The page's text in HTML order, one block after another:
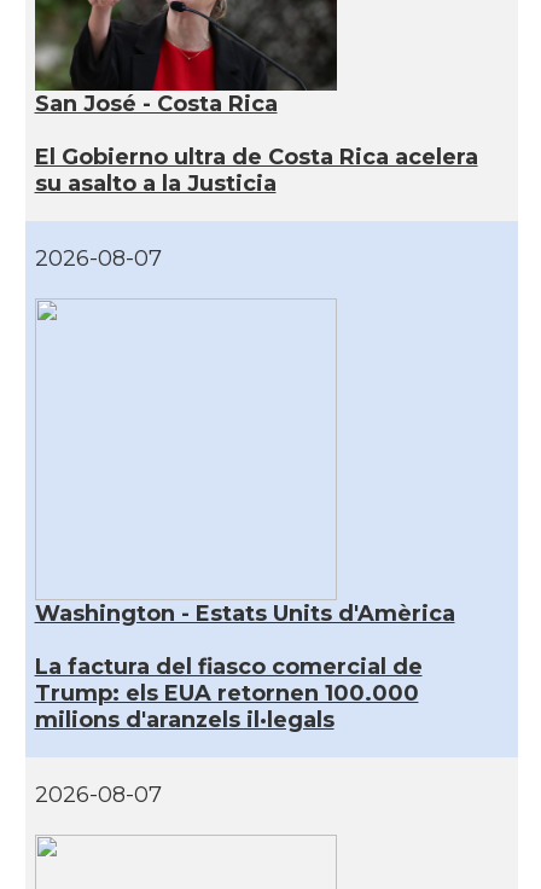
San José - Costa Rica
El Gobierno ultra de Costa Rica acelera
su asalto a la Justicia
2026-08-07
Washington - Estats Units d'Amèrica
La factura del fiasco comercial de
Trump: els EUA retornen 100.000
milions d'aranzels il·legals
2026-08-07